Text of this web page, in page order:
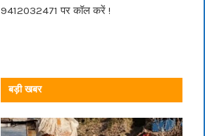
9412032471 पर कॉल करें !
बड़ी खबर